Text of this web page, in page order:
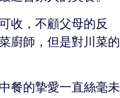
收，不顧父母的反
廚師，但是對川菜的
餐的摯愛一直絲毫未